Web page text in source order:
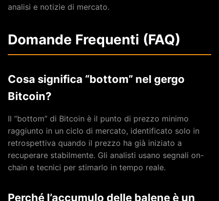
analisi e notizie di mercato.
Domande Frequenti (FAQ)
Cosa significa “bottom” nel gergo
Bitcoin?
Il “bottom” di Bitcoin è il punto di prezzo minimo
raggiunto in un ciclo di mercato, identificato solo in
retrospettiva quando il prezzo ha già iniziato a
recuperare stabilmente. Gli analisti usano segnali on-
chain e tecnici per stimarlo in tempo reale.
Perché l’accumulo delle balene è un